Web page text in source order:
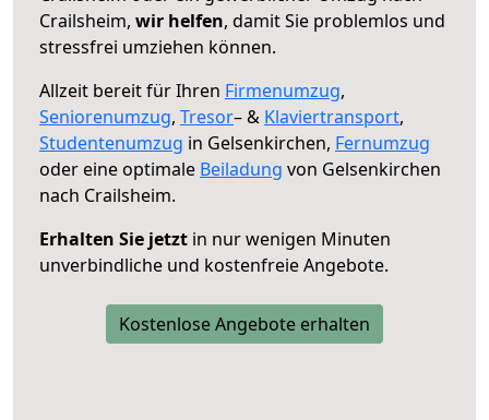
Crailsheim, wir helfen, damit Sie problemlos und
stressfrei umziehen können.
Allzeit bereit für Ihren Firmenumzug,
Seniorenumzug, Tresor– & Klaviertransport,
Studentenumzug in Gelsenkirchen, Fernumzug
oder eine optimale Beiladung von Gelsenkirchen
nach Crailsheim.
Erhalten Sie jetzt in nur wenigen Minuten
unverbindliche und kostenfreie Angebote.
Kostenlose Angebote erhalten